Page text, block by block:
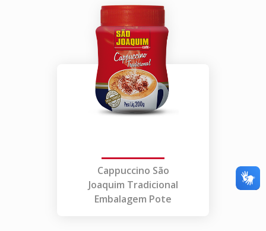
Cappuccino São
Joaquim Tradicional
Embalagem Pote